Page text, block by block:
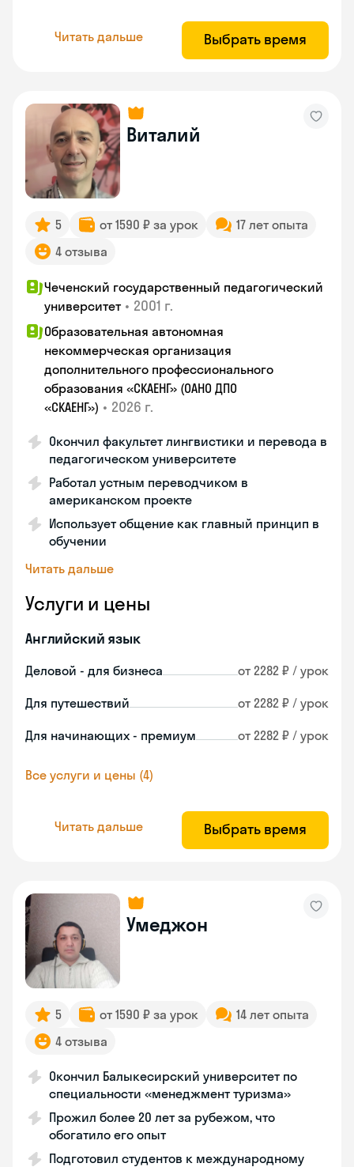
Читать дальше Выбрать время
Виталий
5 от 1590 ₽ за урок
17 лет опыта
4 отзыва
Чеченский государственный педагогический
университет • 2001 г.
Образовательная автономная
некоммерческая организация
дополнительного профессионального
образования «СКАЕНГ» (ОАНО ДПО
«СКАЕНГ») • 2026 г.
Окончил факультет лингвистики и перевода в
педагогическом университете
Работал устным переводчиком в
американском проекте
Использует общение как главный принцип в
обучении
Читать дальше
Услуги и цены
Английский язык
Деловой - для бизнеса от 2282 ₽ / урок
Для путешествий от 2282 ₽ / урок
Для начинающих - премиум от 2282 ₽ / урок
Все услуги и цены (4)
Читать дальше Выбрать время
Умеджон
5 от 1590 ₽ за урок
14 лет опыта
4 отзыва
Окончил Балыкесирский университет по
специальности «менеджмент туризма»
Прожил более 20 лет за рубежом, что
обогатило его опыт
Подготовил студентов к международному